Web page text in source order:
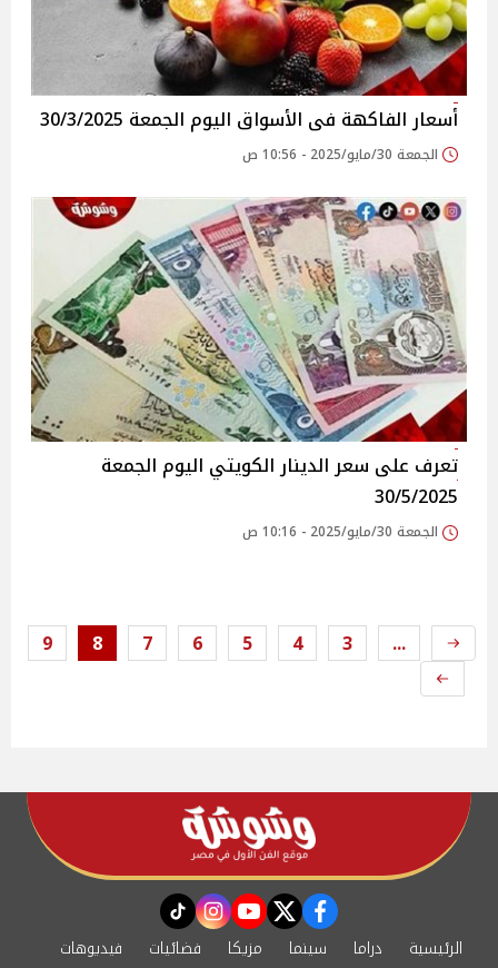
أسعار الفاكهة فى الأسواق‎‎ اليوم الجمعة 30/3/2025
الجمعة 30/مايو/2025 - 10:56 ص
تعرف على سعر الدينار الكويتي اليوم الجمعة
30/5/2025
الجمعة 30/مايو/2025 - 10:16 ص
...
3
4
5
6
7
8
9
facebook
twitter
youtube
instagram
tiktok
الرئيسية دراما سينما مزيكا فضائيات فيديوهات